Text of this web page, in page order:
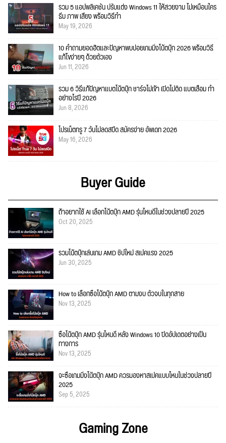
รวม 5 แอปพลิเคชัน ปรับแต่ง Windows 11 ให้สวยงาม ไม่เหมือนใคร
ธีม ภาพ เสียง พร้อมวิธีทำ
May 19, 2026
10 คำถามยอดฮิตและปัญหาพบบ่อยเกมมิ่งโน้ตบุ๊ก 2026 พร้อมวิธี
แก้ไขง่ายๆ ด้วยตัวเอง
Jun 11, 2026
รวม 6 วิธีแก้ปัญหาแบตโน้ตบุ๊ก ชาร์จไม่เข้า เปิดไม่ติด แบตเสื่อม ทำ
อย่างไรปี 2026
Jun 8, 2026
โปรเน็ตทรู 7 วันไม่ลดสปีด สมัครง่าย อัพเดท 2026
May 16, 2026
Buyer Guide
ถ้าอยากใช้ AI เลือกโน้ตบุ๊ก AMD รุ่นไหนดีในช่วงปลายปี 2025
Oct 20, 2025
รวมโน้ตบุ๊กเล่นเกม AMD ชิปใหม่ สเปคแรง 2025
Jun 30, 2025
How to เลือกซื้อโน้ตบุ๊ก AMD ตามงบ ตัวจบในทุกสาย
Nov 13, 2025
ซื้อโน้ตบุ๊ก AMD รุ่นไหนดี หลัง Windows 10 ปิดอัปเดตอย่างเป็น
ทางการ
Nov 13, 2025
จะซื้อเกมมิ่งโน้ตบุ๊ก AMD ควรมองหาสเปคแบบไหนในช่วงปลายปี
2025
Sep 5, 2025
Gaming Zone